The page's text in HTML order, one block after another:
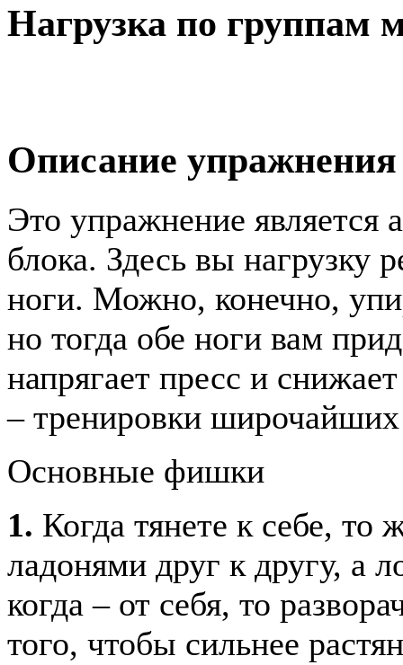
Нагрузка по группам
Описание упражнения
Это упражнение является
блока. Здесь вы нагрузку
ноги. Можно, конечно,
но тогда обе ноги вам
напрягает пресс и
– тренировки
Основные фишки
1. Когда тянете к себе, то
ладонями друг к другу, а
когда – от себя, то
того, чтобы сильнее